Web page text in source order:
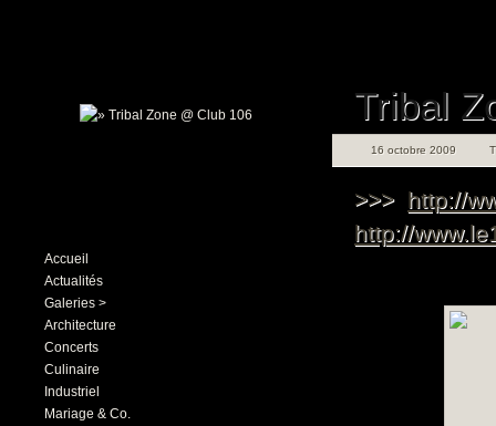
Accueil
Actualités
Galeries >
Architecture
Concerts
Culinaire
Industriel
Mariage & Co.
Tribal
16 octobre 2009
>>> http://
http://